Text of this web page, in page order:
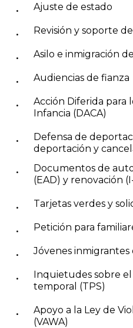
Ajuste de estado
Revisión y soporte
Asilo e inmigración
Audiencias de fianza
Acción Diferida para
Infancia (DACA)
Defensa de
deportación y
Documentos de
(EAD) y renovación
Tarjetas verdes y
Petición para
Jóvenes inmigrantes
Inquietudes sobre
temporal (TPS)
Apoyo a la Ley de
(VAWA)